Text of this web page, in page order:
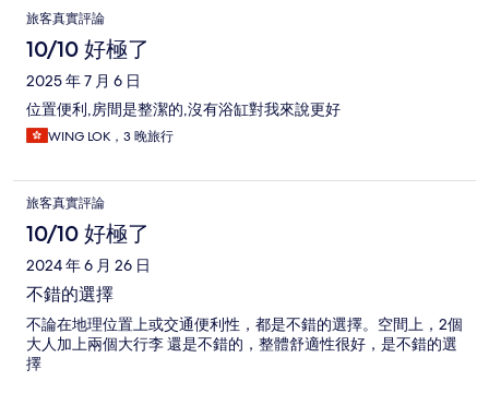
旅客真實評論
10/10 好極了
2025 年 7 月 6 日
位置便利,房間是整潔的,沒有浴缸對我來說更好
WING LOK，3 晚旅行
旅客真實評論
10/10 好極了
2024 年 6 月 26 日
不錯的選擇
不論在地理位置上或交通便利性，都是不錯的選擇。空間上，2個
大人加上兩個大行李 還是不錯的，整體舒適性很好，是不錯的選
擇